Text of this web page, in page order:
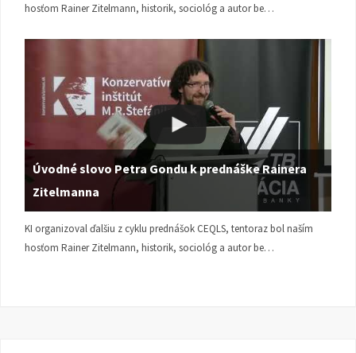
hosťom Rainer Zitelmann, historik, sociológ a autor be…
Úvodné slovo Petra Gondu k prednáške Rainera
Zitelmanna
KI organizoval ďalšiu z cyklu prednášok CEQLS, tentoraz bol naším
hosťom Rainer Zitelmann, historik, sociológ a autor be…